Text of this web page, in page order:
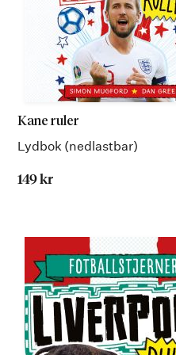
Kane ruler
Lydbok (nedlastbar)
149 kr